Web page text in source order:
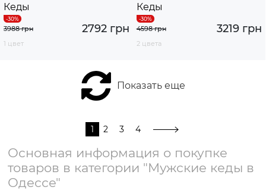
Кеды
2792 грн
3988 грн
1 цвет
Кеды
3219 грн
4598 грн
2 цвета
Показать еще
1 2 3 4
Основная информация о покупке
товаров в категории "Мужские кеды в
Одессе"